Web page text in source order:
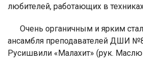
любителей, работающих в
Очень органичным и ярким
ансамбля преподавателей ДШИ
Русишвили «Малахит» (рук.